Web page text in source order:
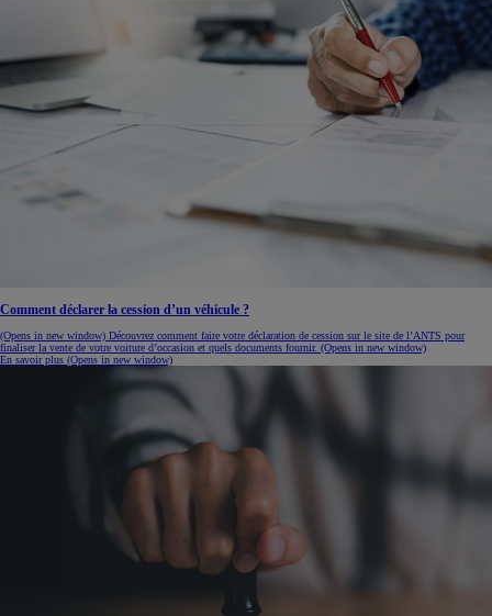
Comment déclarer la cession d’un véhicule ?
(Opens in new window) Découvrez comment faire votre déclaration de cession sur le site de l’ANTS pour
finaliser la vente de votre voiture d’occasion et quels documents fournir. (Opens in new window)
En savoir plus (Opens in new window)